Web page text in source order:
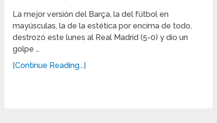
La mejor versión del Barça, la del fútbol en
mayúsculas, la de la estética por encima de todo,
destrozó este lunes al Real Madrid (5-0) y dio un
golpe …
[Continue Reading...]